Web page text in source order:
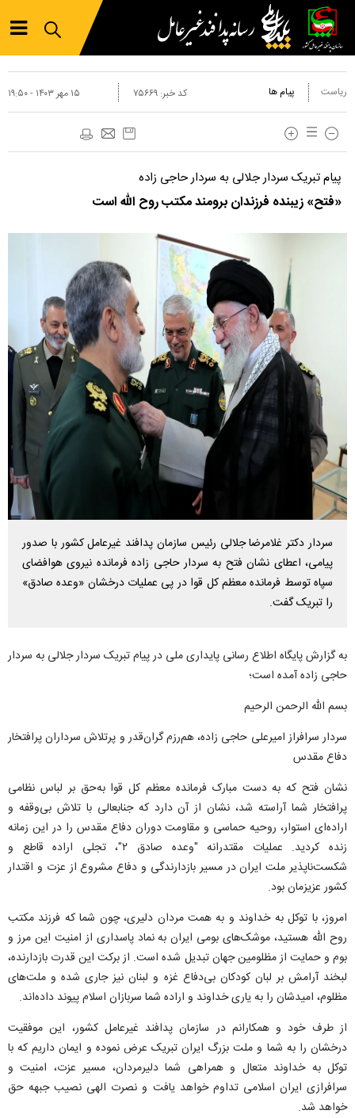
ریاست پیام ها ۱۵ مهر ۱۴۰۳ - ۱۹:۵۰ کد خبر:۷۵۶۶۹
پیام تبریک سردار جلالی به سردار حاجی زاده
«فتح» زیبنده فرزندان برومند مکتب روح الله است
سردار دکتر غلامرضا جلالی رئیس سازمان پدافند غیرعامل کشور با صدور
پیامی، اعطای نشان فتح به سردار حاجی زاده فرمانده نیروی هوافضای
سپاه توسط فرمانده معظم کل قوا در پی عملیات درخشان «وعده صادق»
را تبریک گفت.
به گزارش پایگاه اطلاع رسانی پایداری ملی در پیام تبریک سردار جلالی به سردار
حاجی زاده آمده است؛
بسم الله الرحمن الرحیم
سردار سرافراز امیرعلی حاجی زاده، هم‌رزم گران‌قدر و پرتلاش سرداران پرافتخار
دفاع مقدس
نشان فتح که به دست مبارک فرمانده معظم کل قوا به‌حق بر لباس نظامی
پرافتخار شما آراسته شد، نشان از آن دارد که جنابعالی با تلاش بی‌وقفه و
اراده‌ای استوار، روحیه حماسی و مقاومت دوران دفاع مقدس را در این زمانه
زنده کردید. عملیات مقتدرانه "وعده صادق ۲"، تجلی اراده قاطع و
شکست‌ناپذیر ملت ایران در مسیر بازدارندگی و دفاع مشروع از عزت و اقتدار
کشور عزیزمان بود.
امروز، با توکل به خداوند و به همت مردان دلیری، چون شما که فرزند مکتب
روح الله هستید، موشک‌های بومی ایران به نماد پاسداری از امنیت این مرز و
بوم و حمایت از مظلومین جهان تبدیل شده است. از برکت این قدرت بازدارنده،
لبخند آرامش بر لبان کودکان بی‌دفاع غزه و لبنان نیز جاری شده و ملت‌های
مظلوم، امیدشان را به یاری خداوند و اراده شما سربازان اسلام پیوند داده‌اند.
از طرف خود و همکارانم در سازمان پدافند غیرعامل کشور، این موفقیت
درخشان را به شما و ملت بزرگ ایران تبریک عرض نموده و ایمان داریم که با
توکل به خداوند متعال و همراهی شما دلیرمردان، مسیر عزت، امنیت و
سرافرازی ایران اسلامی تداوم خواهد یافت و نصرت الهی نصیب جبهه حق
خواهد شد.